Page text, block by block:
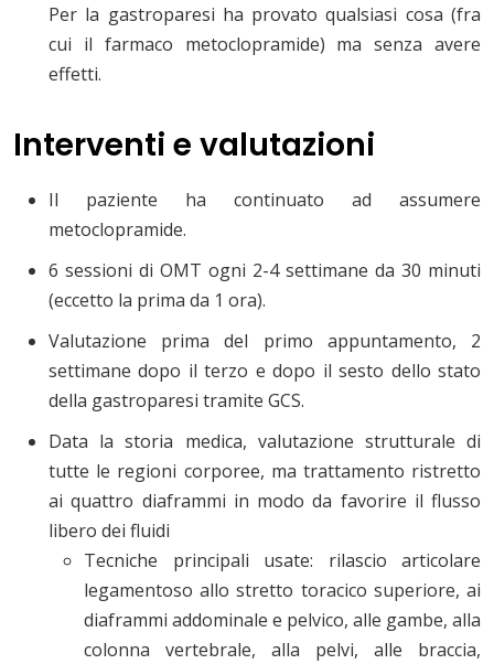
Per la gastroparesi ha provato qualsiasi cosa (fra
cui il farmaco metoclopramide) ma senza avere
effetti.
Interventi e valutazioni
Il paziente ha continuato ad assumere
metoclopramide.
6 sessioni di OMT ogni 2-4 settimane da 30 minuti
(eccetto la prima da 1 ora).
Valutazione prima del primo appuntamento, 2
settimane dopo il terzo e dopo il sesto dello stato
della gastroparesi tramite GCS.
Data la storia medica, valutazione strutturale di
tutte le regioni corporee, ma trattamento ristretto
ai quattro diaframmi in modo da favorire il flusso
libero dei fluidi
Tecniche principali usate: rilascio articolare
legamentoso allo stretto toracico superiore, ai
diaframmi addominale e pelvico, alle gambe, alla
colonna vertebrale, alla pelvi, alle braccia,